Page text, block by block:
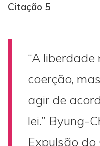
Citação 5
“A liberdade
coerção,
agir de
lei.” Byung-
Expulsão do